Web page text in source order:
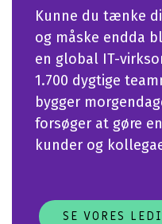
Kunne du tænke
og måske endda
en global IT-
1.700 dygtige
bygger
forsøger at gøre
kunder og
SE VORES